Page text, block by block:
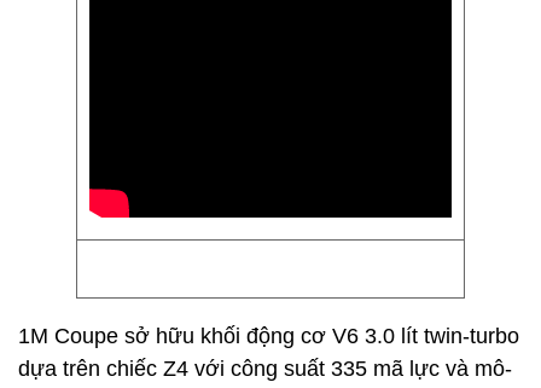
1M Coupe sở hữu khối động cơ V6 3.0 lít twin-turbo
dựa trên chiếc Z4 với công suất 335 mã lực và mô-